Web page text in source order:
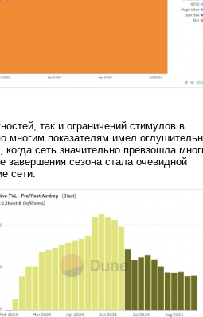
так и ограничений стимулов в
многим показателям имел
сеть значительно превзошла
завершения сезона стала очевидной
сети.